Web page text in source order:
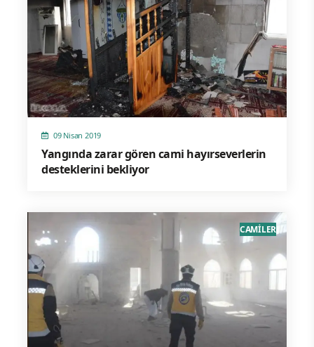
09 Nisan 2019
Yangında zarar gören cami hayırseverlerin
desteklerini bekliyor
CAMİLER